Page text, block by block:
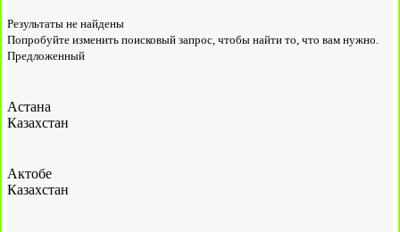
Результаты не найдены
Попробуйте изменить поисковый запрос, чтобы найти то, что вам нужно.
Предложенный
Астана
Казахстан
Актобе
Казахстан